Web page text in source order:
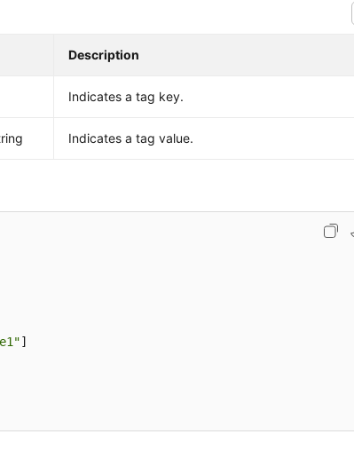
Description
Indicates a tag key.
Indicates a tag value.
]